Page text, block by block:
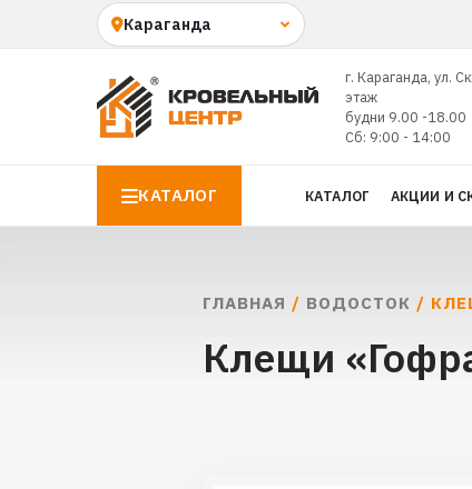
г. Караганда, ул.
этаж
будни 9.00 -18.00
Сб: 9:00 - 14:00
КАТАЛОГ КАТАЛОГ АКЦИИ И
ГЛАВНАЯ / ВОДОСТОК /
Клещи